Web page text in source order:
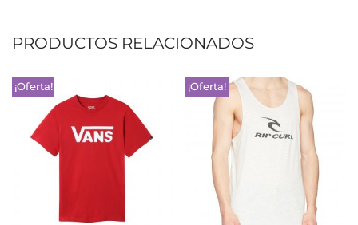
PRODUCTOS RELACIONADOS
¡Oferta! ¡Oferta!